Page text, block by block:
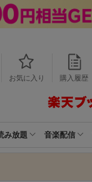
お気に入り 購入履歴
み放題 音楽配信